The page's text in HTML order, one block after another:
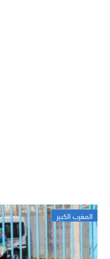
المغرب الكبير